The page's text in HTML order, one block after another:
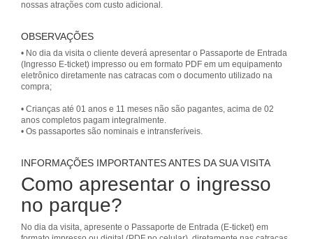
nossas atrações com custo adicional.
OBSERVAÇÕES
• No dia da visita o cliente deverá apresentar o Passaporte de Entrada
(Ingresso E-ticket) impresso ou em formato PDF em um equipamento
eletrônico diretamente nas catracas com o documento utilizado na
compra;
• Crianças até 01 anos e 11 meses não são pagantes, acima de 02
anos completos pagam integralmente.
• Os passaportes são nominais e intransferíveis.
INFORMAÇÕES IMPORTANTES ANTES DA SUA VISITA
Como apresentar o ingresso
no parque?
No dia da visita, apresente o Passaporte de Entrada (E-ticket) em